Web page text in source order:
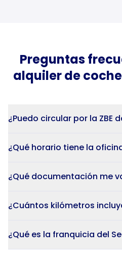
Preguntas
alquiler de
¿Puedo circular por la ZBE
¿Qué horario tiene la
¿Qué documentación me
¿Cuántos kilómetros
¿Qué es la franquicia del